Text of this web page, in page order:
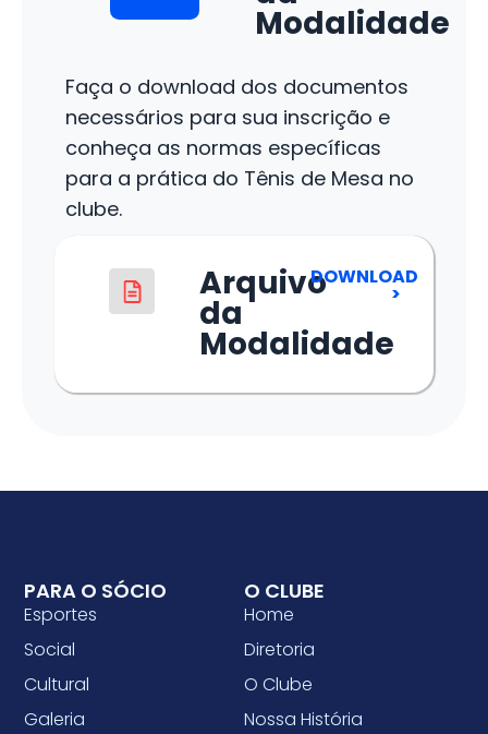
Modalidade
Faça o download dos documentos
necessários para sua inscrição e
conheça as normas específicas
para a prática do Tênis de Mesa no
clube.
Arquivo
da
Modalidade
DOWNLOAD
>
O CLUBE
Home
Diretoria
O Clube
Nossa História
PARA O SÓCIO
Esportes
Social
Cultural
Galeria